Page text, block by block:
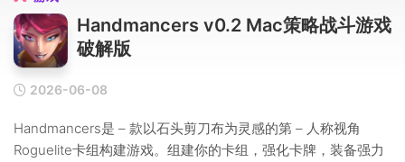
Handmancers v0.2 Mac策略战斗游戏
破解版
2026-06-08
Handmancers是 – 款以石头剪刀布为灵感的第 – 人称视角
Roguelite卡组构建游戏。组建你的卡组，强化卡牌，装备强力